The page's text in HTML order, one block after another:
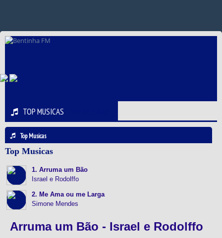
TOP MUSICAS
Top Musicas
Top Musicas
1. Arruma um Bão
Israel e Rodolffo
2. Me Ama ou me Larga
Simone Mendes
Arruma um Bão - Israel e Rodolffo